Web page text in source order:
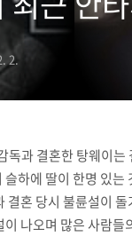
깜짝
2.
독과 결혼한 탕웨이는
하에 딸이 한명 있는
결혼 당시 불륜설이
나오며 많은 사람들